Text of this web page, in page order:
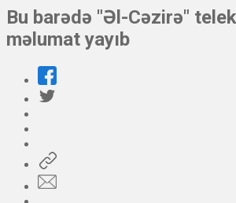
Bu barədə "Əl-Cəzirə"
məlumat yayıb